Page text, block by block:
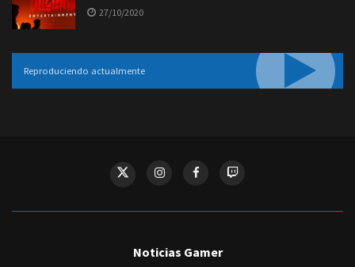
27/10/2020
Reproduciendo actualmente
Noticias Gamer